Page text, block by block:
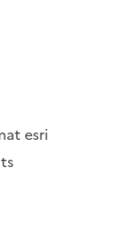
esri